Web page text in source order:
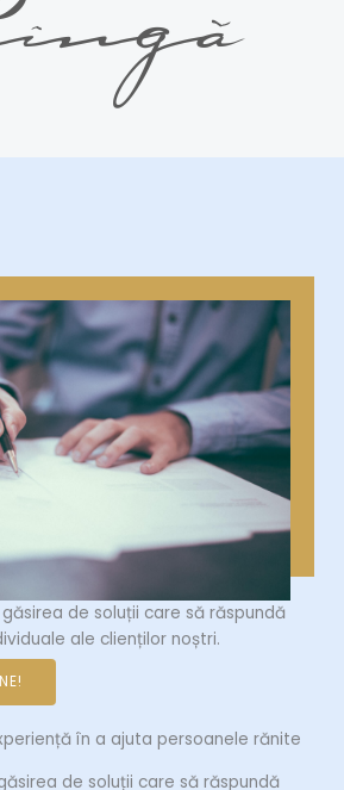
de soluții care să răspundă
ale clienților noștri.
în a ajuta persoanele rănite
de soluții care să răspundă